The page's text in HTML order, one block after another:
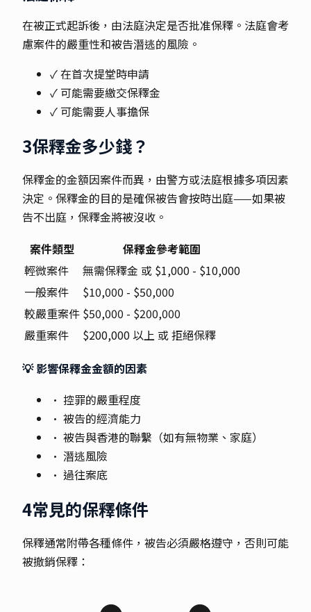
在被正式起訴後，由法庭決定是否批准保釋。法庭會考
慮案件的嚴重性和被告潛逃的風險。
✓ 在首次提堂時申請
✓ 可能需要繳交保釋金
✓ 可能需要人事擔保
3保釋金多少錢？
保釋金的金額因案件而異，由警方或法庭根據多項因素
決定。保釋金的目的是確保被告會按時出庭——如果被
告不出庭，保釋金將被沒收。
案件類型
保釋金參考範圍
輕微案件
無需保釋金 或 $1,000 - $10,000
一般案件
$10,000 - $50,000
較嚴重案件 $50,000 - $200,000
嚴重案件
$200,000 以上 或 拒絕保釋
💡 影響保釋金金額的因素
• 控罪的嚴重程度
• 被告的經濟能力
• 被告與香港的聯繫（如有無物業、家庭）
• 潛逃風險
• 過往案底
4常見的保釋條件
保釋通常附帶各種條件，被告必須嚴格遵守，否則可能
被撤銷保釋：